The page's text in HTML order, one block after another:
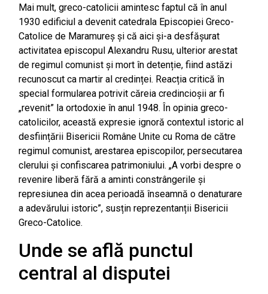
Mai mult, greco-catolicii amintesc faptul că în anul
1930 edificiul a devenit catedrala Episcopiei Greco-
Catolice de Maramureș și că aici și-a desfășurat
activitatea episcopul Alexandru Rusu, ulterior arestat
de regimul comunist și mort în detenție, fiind astăzi
recunoscut ca martir al credinței. Reacția critică în
special formularea potrivit căreia credincioșii ar fi
„revenit” la ortodoxie în anul 1948. În opinia greco-
catolicilor, această expresie ignoră contextul istoric al
desființării Bisericii Române Unite cu Roma de către
regimul comunist, arestarea episcopilor, persecutarea
clerului și confiscarea patrimoniului. „A vorbi despre o
revenire liberă fără a aminti constrângerile și
represiunea din acea perioadă înseamnă o denaturare
a adevărului istoric”, susțin reprezentanții Bisericii
Greco-Catolice.
Unde se află punctul
central al disputei